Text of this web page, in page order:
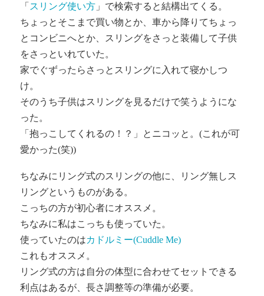
「 スリング使い方」で検索すると結構出てくる。
ちょっとそこまで買い物とか、車から降りてちょっ
とコンビニへとか、スリングをさっと装備して子供
をさっといれていた。
家でぐずったらさっとスリングに入れて寝かしつ
け。
そのうち子供はスリングを見るだけで笑うようにな
った。
「抱っこしてくれるの！？」とニコッと。(これが可
愛かった(笑))
ちなみにリング式のスリングの他に、リング無しス
リングというものがある。
こっちの方が初心者にオススメ。
ちなみに私はこっちも使っていた。
使っていたのはカドルミー(Cuddle Me)
これもオススメ。
リング式の方は自分の体型に合わせてセットできる
利点はあるが、長さ調整等の準備が必要。